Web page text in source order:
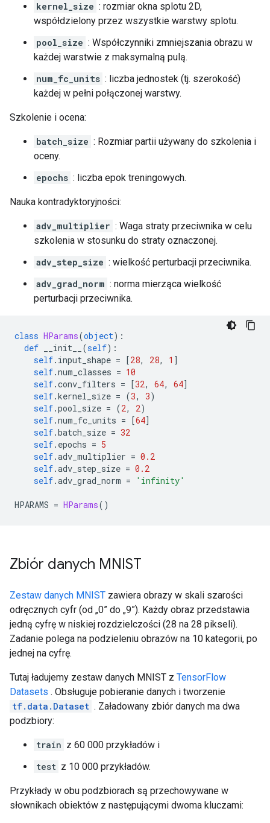
kernel_size : rozmiar okna splotu 2D,
współdzielony przez wszystkie warstwy splotu.
pool_size : Współczynniki zmniejszania obrazu w
każdej warstwie z maksymalną pulą.
num_fc_units : liczba jednostek (tj. szerokość)
każdej w pełni połączonej warstwy.
Szkolenie i ocena:
batch_size : Rozmiar partii używany do szkolenia i
oceny.
epochs : liczba epok treningowych.
Nauka kontradyktoryjności:
adv_multiplier : Waga straty przeciwnika w celu
szkolenia w stosunku do straty oznaczonej.
adv_step_size : wielkość perturbacji przeciwnika.
adv_grad_norm : norma mierząca wielkość
perturbacji przeciwnika.
class HParams(object):
def __init__ (self):
self. input_shape = [28, 28, 1 ]
self.num_classes = 10
self.conv_filters = [32, 64, 64]
self.kernel_size = (3, 3)
self.pool_size = (2, 2)
self.num_fc_units = [64]
self.batch_size = 32
self. epochs = 5
self.adv_multiplier = 0.2
self.adv_step_size = 0.2
self.adv_grad_norm = 'infinity'
HPARAMS = HParams()
Zbiór danych MNIST
Zestaw danych MNIST zawiera obrazy w skali szarości
odręcznych cyfr (od „0” do „9”). Każdy obraz przedstawia
jedną cyfrę w niskiej rozdzielczości (28 na 28 pikseli).
Zadanie polega na podzieleniu obrazów na 10 kategorii, po
jednej na cyfrę.
Tutaj ładujemy zestaw danych MNIST z TensorFlow
Datasets . Obsługuje pobieranie danych i tworzenie
tf.data.Dataset . Załadowany zbiór danych ma dwa
podzbiory:
train z 60 000 przykładów i
test z 10 000 przykładów.
Przykłady w obu podzbiorach są przechowywane w
słownikach obiektów z następującymi dwoma kluczami: